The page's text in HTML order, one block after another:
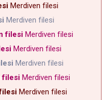
Merdiven filesi
Merdiven filesi
filesi Merdiven filesi
Merdiven filesi
Merdiven filesi
filesi Merdiven filesi
Merdiven filesi